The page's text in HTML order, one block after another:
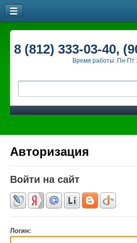
8 (812) 333-03-40,
Время работы: Пн-Пт
Авторизация
Войти на сайт
Логин: